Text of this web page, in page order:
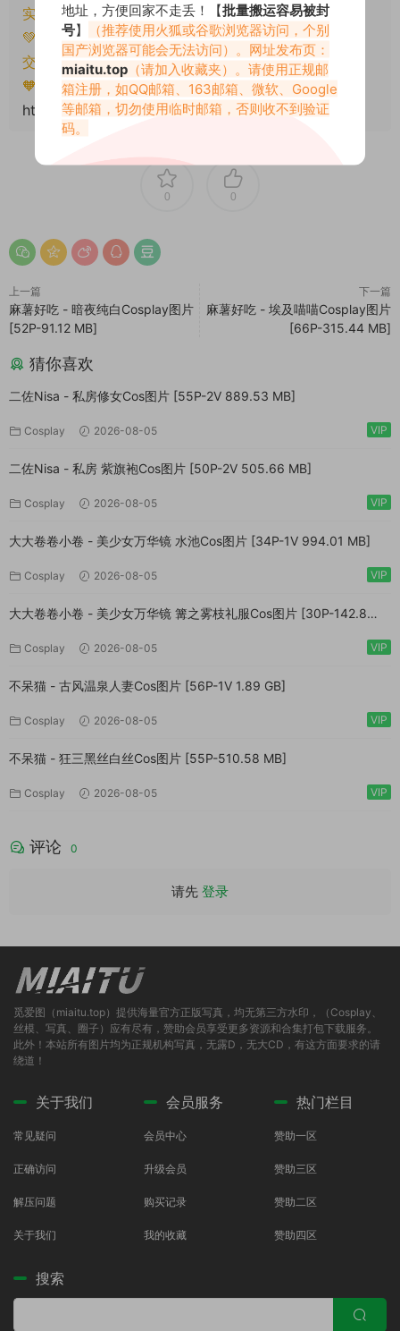
实将封禁账号权限！
💚本文资源均来源网友分享，若侵犯了您的权益可以提
交工单处理。
🧡转载请注明出处！原文链接：
https://miaitu.cc/81414.html
0 0
上一篇
麻薯好吃 - 暗夜纯白Cosplay图片
[52P-91.12 MB]
下一篇
麻薯好吃 - 埃及喵喵Cosplay图片
[66P-315.44 MB]
猜你喜欢
二佐Nisa - 私房修女Cos图片 [55P-2V 889.53 MB]
Cosplay 2026-08-05 VIP
二佐Nisa - 私房 紫旗袍Cos图片 [50P-2V 505.66 MB]
Cosplay 2026-08-05 VIP
大大卷卷小卷 - 美少女万华镜 水池Cos图片 [34P-1V 994.01 MB]
Cosplay 2026-08-05 VIP
大大卷卷小卷 - 美少女万华镜 篝之雾枝礼服Cos图片 [30P-142.8
Cosplay 2026-08-05 VIP
不呆猫 - 古风温泉人妻Cos图片 [56P-1V 1.89 GB]
Cosplay 2026-08-05 VIP
不呆猫 - 狂三黑丝白丝Cos图片 [55P-510.58 MB]
Cosplay 2026-08-05 VIP
评论 0
请先 登录
觅爱图（miaitu.top）提供海量官方正版写真，均无第三方水印，（Cosplay、
丝模、写真、圈子）应有尽有，赞助会员享受更多资源和合集打包下载服务。
此外！本站所有图片均为正规机构写真，无露D，无大CD，有这方面要求的请
绕道！
关于我们
常见疑问
正确访问
解压问题
关于我们
会员服务
会员中心
升级会员
购买记录
我的收藏
热门栏目
赞助一区
赞助三区
赞助二区
赞助四区
搜索
地址，方便回家不走丢！【批量搬运容易被封
号】
（推荐使用火狐或谷歌浏览器访问，个别
国产浏览器可能会无法访问）。网址发布页：
miaitu.top （请加入收藏夹）。请使用正规邮
箱注册，如QQ邮箱、163邮箱、微软、Google
等邮箱，切勿使用临时邮箱，否则收不到验证
码。